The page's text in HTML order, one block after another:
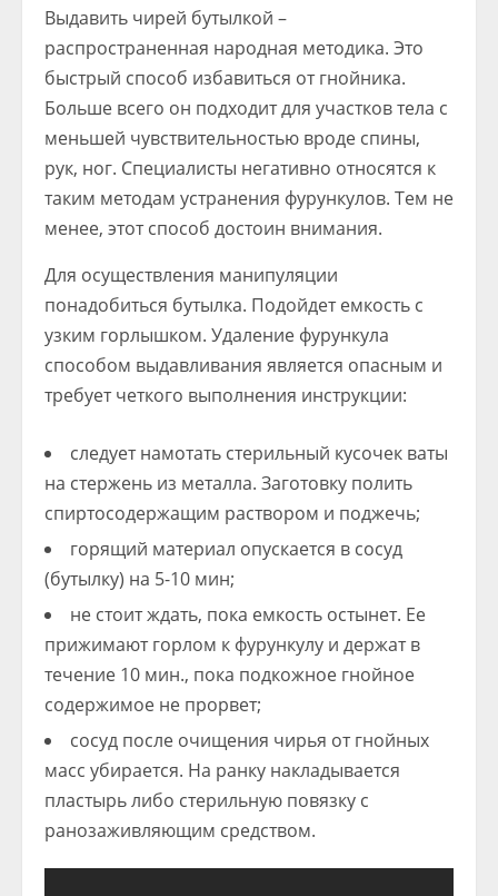
Выдавить чирей бутылкой –
распространенная народная методика. Это
быстрый способ избавиться от гнойника.
Больше всего он подходит для участков тела с
меньшей чувствительностью вроде спины,
рук, ног. Специалисты негативно относятся к
таким методам устранения фурункулов. Тем не
менее, этот способ достоин внимания.
Для осуществления манипуляции
понадобиться бутылка. Подойдет емкость с
узким горлышком. Удаление фурункула
способом выдавливания является опасным и
требует четкого выполнения инструкции:
следует намотать стерильный кусочек ваты
на стержень из металла. Заготовку полить
спиртосодержащим раствором и поджечь;
горящий материал опускается в сосуд
(бутылку) на 5-10 мин;
не стоит ждать, пока емкость остынет. Ее
прижимают горлом к фурункулу и держат в
течение 10 мин., пока подкожное гнойное
содержимое не прорвет;
сосуд после очищения чирья от гнойных
масс убирается. На ранку накладывается
пластырь либо стерильную повязку с
ранозаживляющим средством.